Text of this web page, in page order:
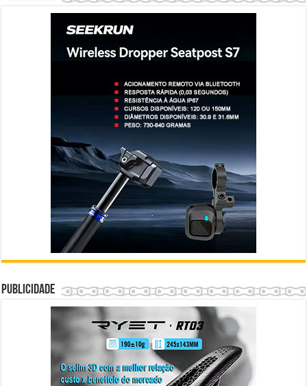
Publicidade